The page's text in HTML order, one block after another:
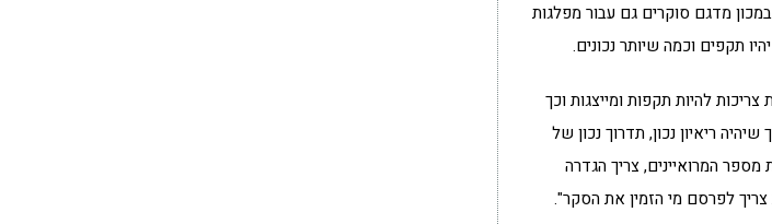
מדגם סוקרים גם עבור מפלגות
תקפים וכמה שיותר נכונים.
להיות תקפות ומייצגות וכך
ריאיון נכון, תדרוך נכון של
מספר המרואיינים, צריך הגדרה
לפרסם מי הזמין את הסקר".